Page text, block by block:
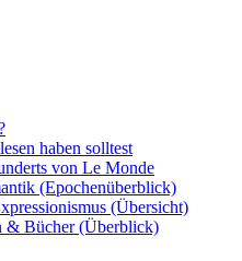
haben solltest
von Le Monde
(Epochenüberblick)
(Übersicht)
& Bücher (Überblick)